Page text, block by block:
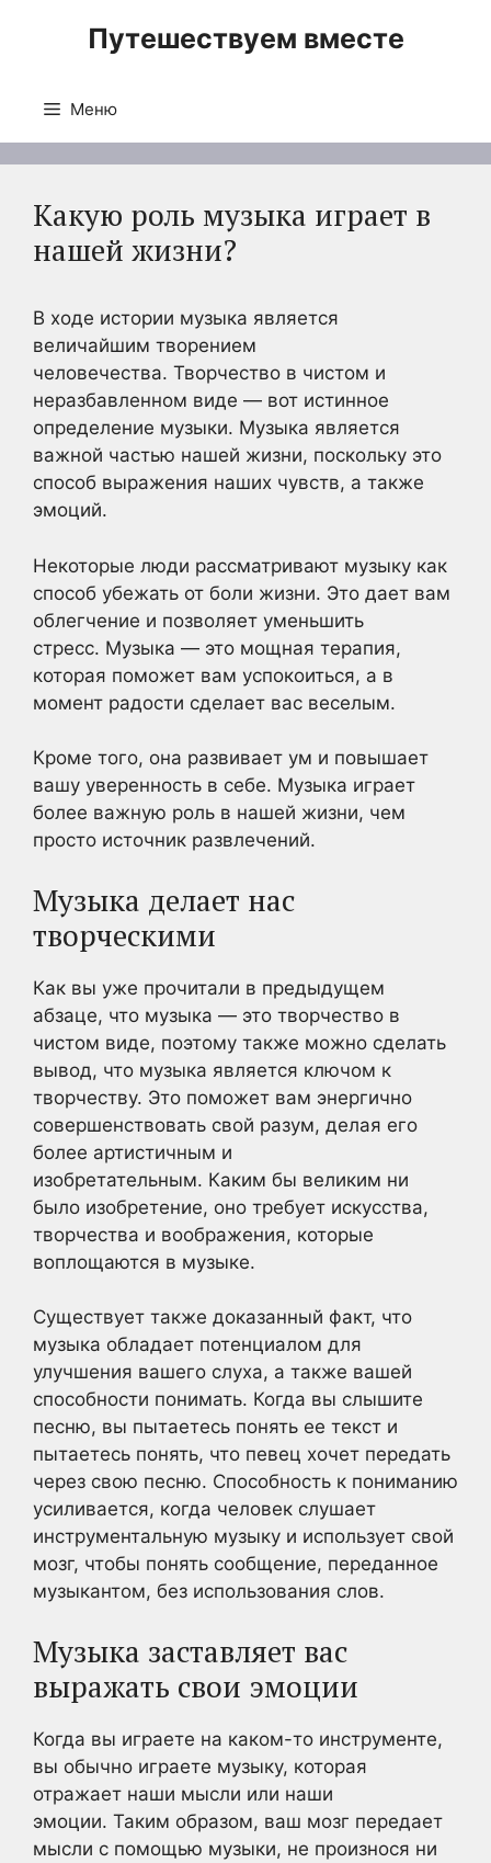
Путешествуем вместе
Меню
Какую роль музыка играет в
нашей жизни?
В ходе истории музыка является
величайшим творением
человечества. Творчество в чистом и
неразбавленном виде — вот истинное
определение музыки. Музыка является
важной частью нашей жизни, поскольку это
способ выражения наших чувств, а также
эмоций.
Некоторые люди рассматривают музыку как
способ убежать от боли жизни. Это дает вам
облегчение и позволяет уменьшить
стресс. Музыка — это мощная терапия,
которая поможет вам успокоиться, а в
момент радости сделает вас веселым.
Кроме того, она развивает ум и повышает
вашу уверенность в себе. Музыка играет
более важную роль в нашей жизни, чем
просто источник развлечений.
Музыка делает нас
творческими
Как вы уже прочитали в предыдущем
абзаце, что музыка — это творчество в
чистом виде, поэтому также можно сделать
вывод, что музыка является ключом к
творчеству. Это поможет вам энергично
совершенствовать свой разум, делая его
более артистичным и
изобретательным. Каким бы великим ни
было изобретение, оно требует искусства,
творчества и воображения, которые
воплощаются в музыке.
Существует также доказанный факт, что
музыка обладает потенциалом для
улучшения вашего слуха, а также вашей
способности понимать. Когда вы слышите
песню, вы пытаетесь понять ее текст и
пытаетесь понять, что певец хочет передать
через свою песню. Способность к пониманию
усиливается, когда человек слушает
инструментальную музыку и использует свой
мозг, чтобы понять сообщение, переданное
музыкантом, без использования слов.
Музыка заставляет вас
выражать свои эмоции
Когда вы играете на каком-то инструменте,
вы обычно играете музыку, которая
отражает наши мысли или наши
эмоции. Таким образом, ваш мозг передает
мысли с помощью музыки, не произнося ни